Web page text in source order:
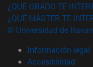
¿QUÉ GRADO TE
¿QUÉ MÁSTER TE
© Universidad de
Información legal
Accesibilidad